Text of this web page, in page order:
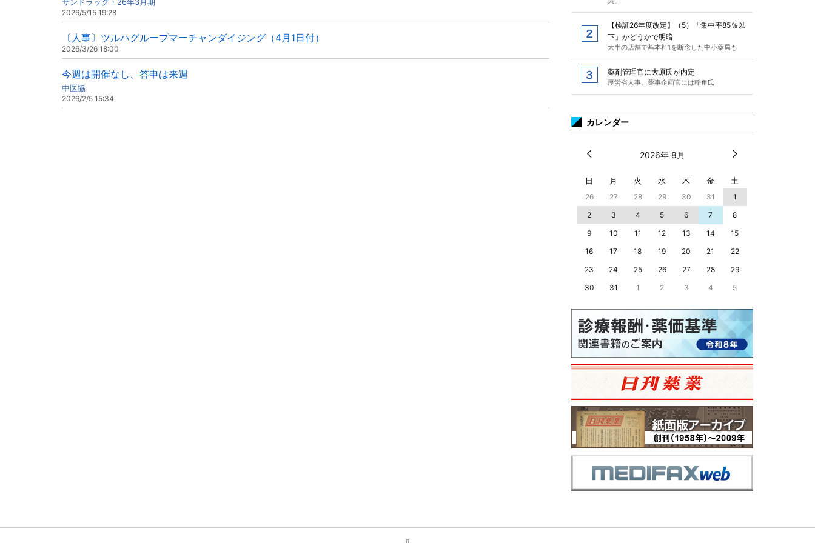
サンドラッグ・26年3月期
2026/5/15 19:28
〔人事〕ツルハグループマーチャンダイジング（4月1日付）
2026/3/26 18:00
今週は開催なし、答申は来週
中医協
2026/2/5 15:34
【検証26年度改定】（5）「集中率85％以
下」かどうかで明暗
大半の店舗で基本料1を断念した中小薬局も
薬剤管理官に大原氏が内定
厚労省人事、薬事企画官には稲角氏
カレンダー
2026年 8月
日 月 火 水 木 金 土
26 27 28 29 30 31
1
2
3 4 5 6 7
8
9
10 11 12 13 14
15
16
17 18 19 20 21
22
23
24 25 26 27 28
29
30
31 1 2 3 4 5